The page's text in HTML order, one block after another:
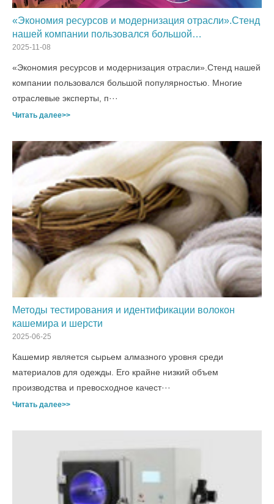
«Экономия ресурсов и модернизация отрасли».Стенд
нашей компании пользовался большой
популярностью.
2025-11-08
«Экономия ресурсов и модернизация отрасли».Стенд нашей
компании пользовался большой популярностью. Многие
отраслевые эксперты, п···
Читать далее>>
Методы тестирования и идентификации волокон
кашемира и шерсти
2025-06-25
Кашемир является сырьем алмазного уровня среди
материалов для одежды. Его крайне низкий объем
производства и превосходное качест···
Читать далее>>